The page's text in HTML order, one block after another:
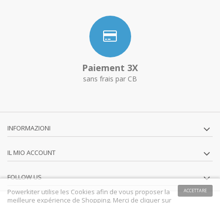
Paiement 3X
sans frais par CB
INFORMAZIONI
IL MIO ACCOUNT
FOLLOW US
ACCETTARE
Powerkiter utilise les Cookies afin de vous proposer la
meilleure expérience de Shopping. Merci de cliquer sur